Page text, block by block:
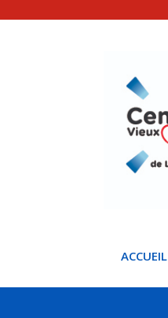
ACCUEIL